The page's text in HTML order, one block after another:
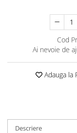
Cod
Ai nevoie de
Adauga la
Descriere